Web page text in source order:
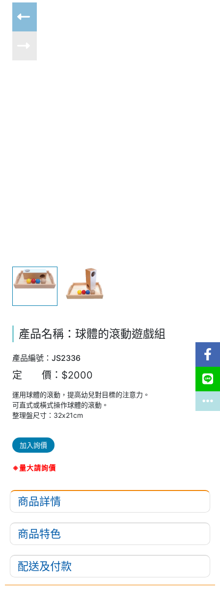
產品名稱：球體的滾動遊戲組
產品編號：JS2336
定 價：$2000
運用球體的滾動，提高幼兒對目標的注意力。
可直式或橫式操作球體的滾動。
整理盤尺寸：32x21cm
加入詢價
※量大請詢價
商品詳情
商品特色
配送及付款